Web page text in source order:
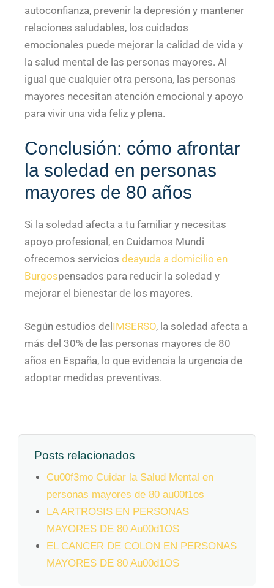
autoconfianza, prevenir la depresión y mantener
relaciones saludables, los cuidados
emocionales puede mejorar la calidad de vida y
la salud mental de las personas mayores. Al
igual que cualquier otra persona, las personas
mayores necesitan atención emocional y apoyo
para vivir una vida feliz y plena.
Conclusión: cómo afrontar
la soledad en personas
mayores de 80 años
Si la soledad afecta a tu familiar y necesitas
apoyo profesional, en Cuidamos Mundi
ofrecemos servicios deayuda a domicilio en
Burgospensados para reducir la soledad y
mejorar el bienestar de los mayores.
Según estudios delIMSERSO, la soledad afecta a
más del 30% de las personas mayores de 80
años en España, lo que evidencia la urgencia de
adoptar medidas preventivas.
Posts relacionados
Cu00f3mo Cuidar la Salud Mental en
personas mayores de 80 au00f1os
LA ARTROSIS EN PERSONAS
MAYORES DE 80 Au00d1OS
EL CANCER DE COLON EN PERSONAS
MAYORES DE 80 Au00d1OS